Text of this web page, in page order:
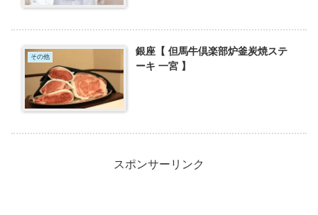
その他
銀座【 但馬牛倶楽部炉釜炭焼ステ
ーキ 一宮 】
スポンサーリンク